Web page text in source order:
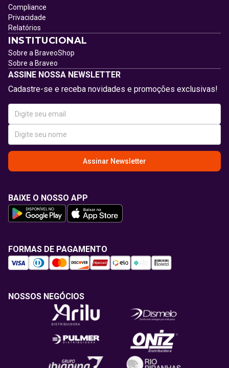
Compliance
Privacidade
Relatórios
INSTITUCIONAL
Sobre a BraveoShop
Sobre a Braveo
ASSINE NOSSA NEWSLETTER
Cadastre-se e receba novidades e promoções exclusivas!
Assinar Newsletter
BAIXE O NOSSO APP
FORMAS DE PAGAMENTO
NOSSOS NEGÓCIOS